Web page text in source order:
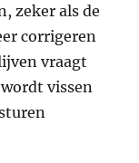
zeker als de
corrigeren
vraagt
vissen